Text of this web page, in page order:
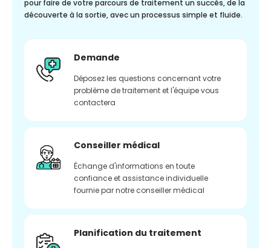
pour faire de votre parcours de traitement un succès, de la
découverte à la sortie, avec un processus simple et fluide.
Demande
Déposez les questions concernant votre
problème de traitement et l'équipe vous
contactera
Conseiller médical
Échange d'informations en toute
confiance et assistance individuelle
fournie par notre conseiller médical
Planification du traitement